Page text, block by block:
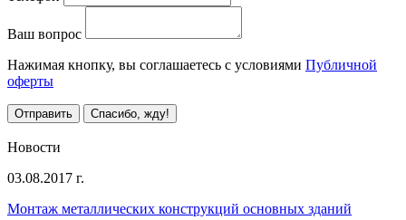
Ваш вопрос
Нажимая кнопку, вы соглашаетесь с условиями Публичной
оферты
Отправить Спасибо, жду!
Новости
03.08.2017 г.
Монтаж металлических конструкций основных зданий